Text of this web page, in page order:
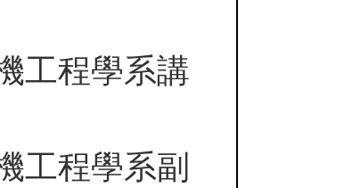
工程學系講
工程學系副